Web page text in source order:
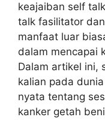
keajaiban self
talk fasilitator
manfaat luar
dalam mencapai
Dalam artikel ini,
kalian pada
nyata tentang
kanker getah